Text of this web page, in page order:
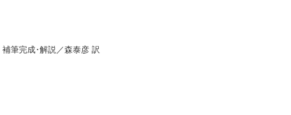
補筆完成･解説／森泰彦 訳